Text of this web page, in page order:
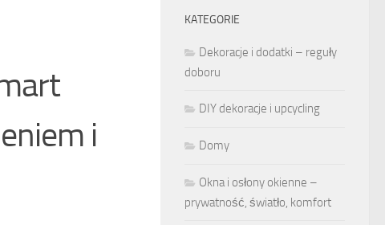
i
KATEGORIE
Dekoracje i dodatki – reguły
doboru
DIY dekoracje i upcycling
Domy
Okna i osłony okienne –
prywatność, światło, komfort